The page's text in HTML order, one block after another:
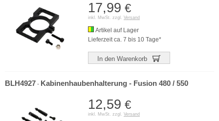
17,99 €
inkl. MwSt. zzgl. Versand
Artikel auf Lager
Lieferzeit ca. 7 bis 10 Tage*
In den Warenkorb
BLH4927 - Kabinenhaubenhalterung - Fusion 480 / 550
12,59 €
inkl. MwSt. zzgl. Versand